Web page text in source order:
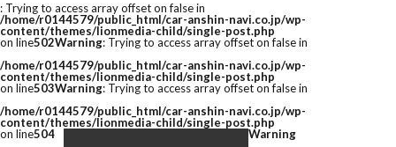
: Trying to access array offset on false in
/home/r0144579/public_html/car-anshin-navi.co.jp/wp-
content/themes/lionmedia-child/single-post.php
on line502Warning: Trying to access array offset on false in
/home/r0144579/public_html/car-anshin-navi.co.jp/wp-
content/themes/lionmedia-child/single-post.php
on line503Warning: Trying to access array offset on false in
/home/r0144579/public_html/car-anshin-navi.co.jp/wp-
content/themes/lionmedia-child/single-post.php
on line504 Warning